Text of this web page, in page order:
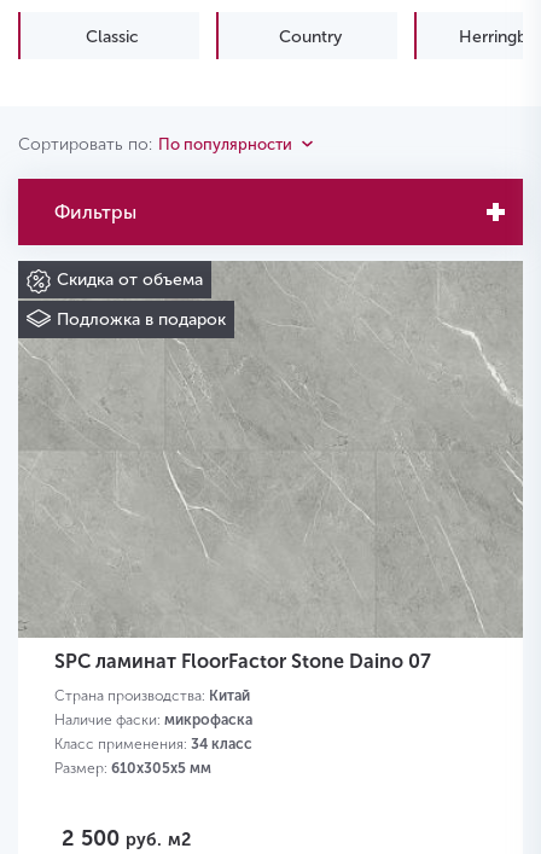
Classic Country
Сортировать по: По популярности
Фильтры
Скидка от объема
Подложка в подарок
SPC ламинат FloorFactor Stone Daino 07
Страна производства: Китай
Наличие фаски: микрофаска
Класс применения: 34 класс
Размер: 610х305х5 мм
2 500 руб. м2